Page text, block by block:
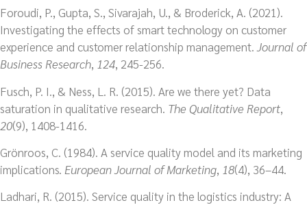
Foroudi, P., Gupta, S., Sivarajah, U., & Broderick, A. (2021).
Investigating the effects of smart technology on customer
experience and customer relationship management. Journal of
Business Research, 124, 245-256.
Fusch, P. I., & Ness, L. R. (2015). Are we there yet? Data
saturation in qualitative research. The Qualitative Report,
20(9), 1408-1416.
Grönroos, C. (1984). A service quality model and its marketing
implications. European Journal of Marketing, 18(4), 36–44.
Ladhari, R. (2015). Service quality in the logistics industry: A